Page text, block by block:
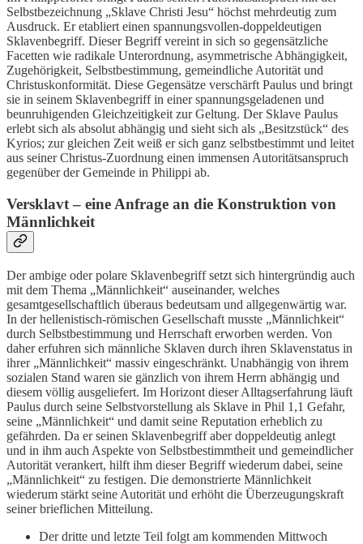
Selbstbezeichnung „Sklave Christi Jesu“ höchst mehrdeutig zum
Ausdruck. Er etabliert einen spannungsvollen-doppeldeutigen
Sklavenbegriff. Dieser Begriff vereint in sich so gegensätzliche
Facetten wie radikale Unterordnung, asymmetrische Abhängigkeit,
Zugehörigkeit, Selbstbestimmung, gemeindliche Autorität und
Christuskonformität. Diese Gegensätze verschärft Paulus und bringt
sie in seinem Sklavenbegriff in einer spannungsgeladenen und
beunruhigenden Gleichzeitigkeit zur Geltung. Der Sklave Paulus
erlebt sich als absolut abhängig und sieht sich als „Besitzstück“ des
Kyrios; zur gleichen Zeit weiß er sich ganz selbstbestimmt und leitet
aus seiner Christus-Zuordnung einen immensen Autoritätsanspruch
gegenüber der Gemeinde in Philippi ab.
Versklavt – eine Anfrage an die Konstruktion von
Männlichkeit
Der ambige oder polare Sklavenbegriff setzt sich hintergründig auch
mit dem Thema „Männlichkeit“ auseinander, welches
gesamtgesellschaftlich überaus bedeutsam und allgegenwärtig war.
In der hellenistisch-römischen Gesellschaft musste „Männlichkeit“
durch Selbstbestimmung und Herrschaft erworben werden. Von
daher erfuhren sich männliche Sklaven durch ihren Sklavenstatus in
ihrer „Männlichkeit“ massiv eingeschränkt. Unabhängig von ihrem
sozialen Stand waren sie gänzlich von ihrem Herrn abhängig und
diesem völlig ausgeliefert. Im Horizont dieser Alltagserfahrung läuft
Paulus durch seine Selbstvorstellung als Sklave in Phil 1,1 Gefahr,
seine „Männlichkeit“ und damit seine Reputation erheblich zu
gefährden. Da er seinen Sklavenbegriff aber doppeldeutig anlegt
und in ihm auch Aspekte von Selbstbestimmtheit und gemeindlicher
Autorität verankert, hilft ihm dieser Begriff wiederum dabei, seine
„Männlichkeit“ zu festigen. Die demonstrierte Männlichkeit
wiederum stärkt seine Autorität und erhöht die Überzeugungskraft
seiner brieflichen Mitteilung.
Der dritte und letzte Teil folgt am kommenden Mittwoch